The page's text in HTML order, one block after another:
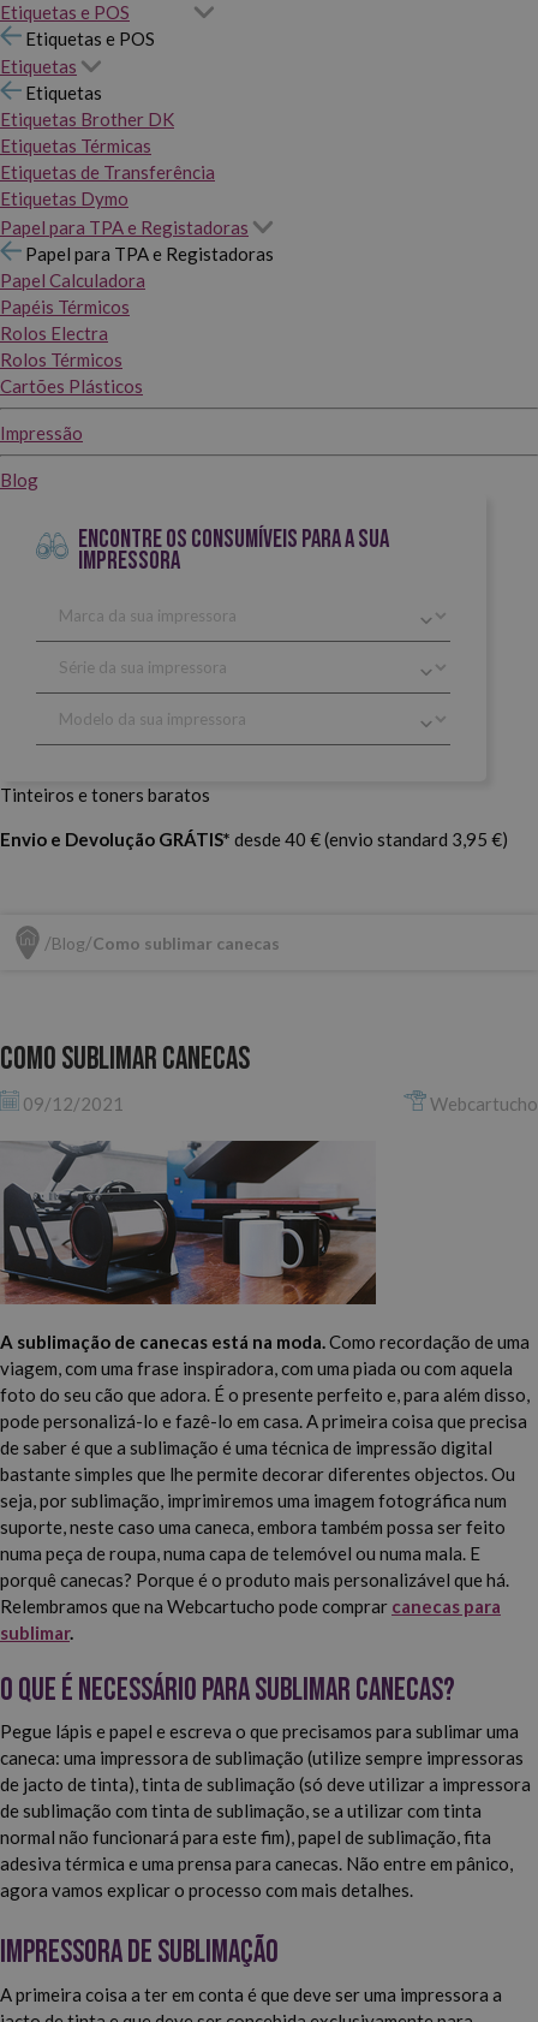
Etiquetas e POS
Etiquetas e POS
Etiquetas
Etiquetas
Etiquetas Brother DK
Etiquetas Térmicas
Etiquetas de Transferência
Etiquetas Dymo
Papel para TPA e Registadoras
Papel para TPA e Registadoras
Papel Calculadora
Papéis Térmicos
Rolos Electra
Rolos Térmicos
Cartões Plásticos
Impressão
Blog
ENCONTRE OS CONSUMÍVEIS PARA A SUA
IMPRESSORA
Tinteiros e toners baratos
Envio e Devolução GRÁTIS* desde 40 € (envio standard 3,95 €)
Blog Como sublimar canecas
Como sublimar canecas
09/12/2021 Webcartucho
A sublimação de canecas está na moda.Como recordação de uma
viagem, com uma frase inspiradora, com uma piada ou com aquela
foto do seu cão que adora. É o presente perfeito e, para além disso,
pode personalizá-lo e fazê-lo em casa. A primeira coisa que precisa
de saber é que a sublimação é uma técnica de impressão digital
bastante simples que lhe permite decorar diferentes objectos. Ou
seja, por sublimação, imprimiremos uma imagem fotográfica num
suporte, neste caso uma caneca, embora também possa ser feito
numa peça de roupa, numa capa de telemóvel ou numa mala. E
porquê canecas? Porque é o produto mais personalizável que há.
Relembramos que na Webcartucho pode comprar canecas para
sublimar.
O que é necessário para sublimar canecas?
Pegue lápis e papel e escreva o que precisamos para sublimar uma
caneca: uma impressora de sublimação (utilize sempre impressoras
de jacto de tinta), tinta de sublimação (só deve utilizar a impressora
de sublimação com tinta de sublimação, se a utilizar com tinta
normal não funcionará para este fim), papel de sublimação, fita
adesiva térmica e uma prensa para canecas. Não entre em pânico,
agora vamos explicar o processo com mais detalhes.
Impressora de sublimação
A primeira coisa a ter em conta é que deve ser uma impressora a